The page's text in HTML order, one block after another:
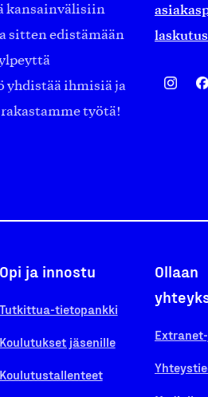
kansainvälisiin
sitten edistämään
yhdistää ihmisiä ja
työtä!
Opi ja innostu
Tutkittua-tietopankki
Koulutukset jäsenille
Koulutustallenteet
Ollaan